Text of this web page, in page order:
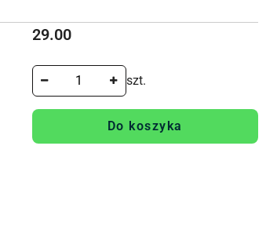
Cena:
29.00
szt.
Do koszyka